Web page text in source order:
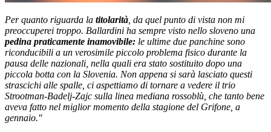
Per quanto riguarda la titolarità , da quel punto di vista non mi
preoccuperei troppo. Ballardini ha sempre visto nello sloveno una
pedina praticamente inamovibile: le ultime due panchine sono
riconducibili a un verosimile piccolo problema fisico durante la
pausa delle nazionali, nella quali era stato sostituito dopo una
piccola botta con la Slovenia. Non appena si sarà lasciato questi
strascichi alle spalle, ci aspettiamo di tornare a vedere il trio
Strootman-Badelj-Zajc sulla linea mediana rossoblù, che tanto bene
aveva fatto nel miglior momento della stagione del Grifone, a
gennaio."